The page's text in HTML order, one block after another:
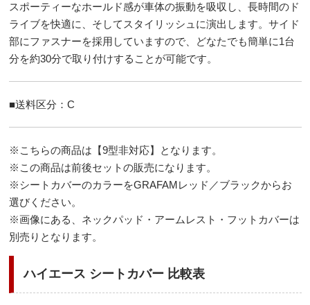
スポーティーなホールド感が車体の振動を吸収し、長時間のド
ライブを快適に、そしてスタイリッシュに演出します。サイド
部にファスナーを採用していますので、どなたでも簡単に1台
分を約30分で取り付けすることが可能です。
■送料区分：C
※こちらの商品は【9型非対応】となります。
※この商品は前後セットの販売になります。
※シートカバーのカラーをGRAFAMレッド／ブラックからお
選びください。
※画像にある、ネックパッド・アームレスト・フットカバーは
別売りとなります。
ハイエース シートカバー 比較表